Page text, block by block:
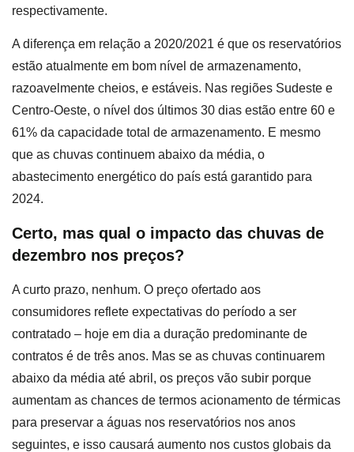
respectivamente.
A diferença em relação a 2020/2021 é que os reservatórios
estão atualmente em bom nível de armazenamento,
razoavelmente cheios, e estáveis. Nas regiões Sudeste e
Centro-Oeste, o nível dos últimos 30 dias estão entre 60 e
61% da capacidade total de armazenamento. E mesmo
que as chuvas continuem abaixo da média, o
abastecimento energético do país está garantido para
2024.
Certo, mas qual o impacto das chuvas de
dezembro nos preços?
A curto prazo, nenhum. O preço ofertado aos
consumidores reflete expectativas do período a ser
contratado – hoje em dia a duração predominante de
contratos é de três anos. Mas se as chuvas continuarem
abaixo da média até abril, os preços vão subir porque
aumentam as chances de termos acionamento de térmicas
para preservar a águas nos reservatórios nos anos
seguintes, e isso causará aumento nos custos globais da